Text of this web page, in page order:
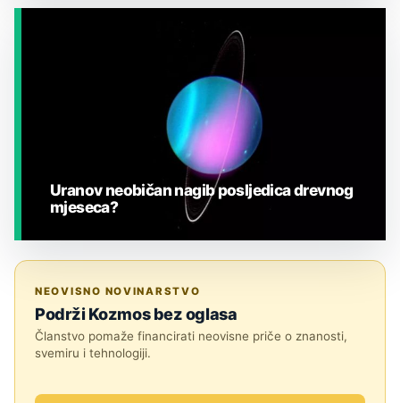
Uranov neobičan nagib posljedica drevnog
mjeseca?
NEOVISNO NOVINARSTVO
Podrži Kozmos bez oglasa
Članstvo pomaže financirati neovisne priče o znanosti,
svemiru i tehnologiji.